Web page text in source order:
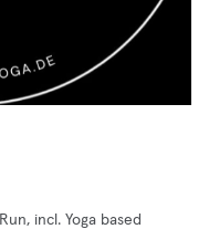
incl. Yoga based